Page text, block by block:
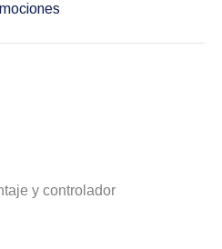
y controlador